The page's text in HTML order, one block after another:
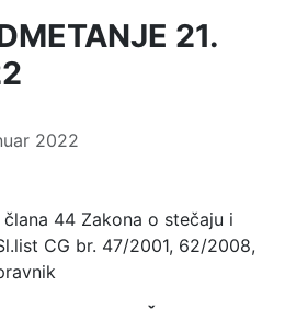
21.
2022
44 Zakona o stečaju i
CG br. 47/2001, 62/2008,